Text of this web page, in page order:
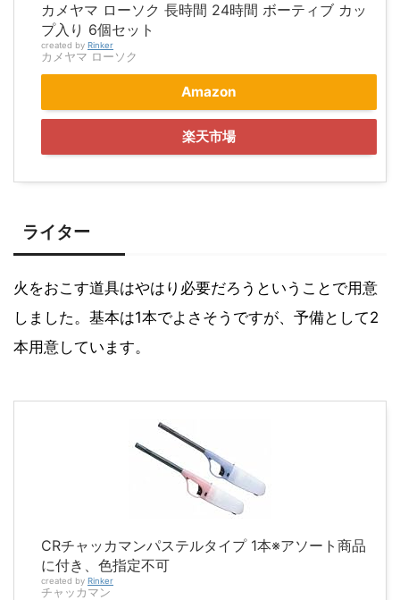
カメヤマ ローソク 長時間 24時間 ボーティブ カッ
プ入り 6個セット
created by Rinker
カメヤマ ローソク
Amazon
楽天市場
ライター
火をおこす道具はやはり必要だろうということで用意
しました。基本は1本でよさそうですが、予備として2
本用意しています。
CRチャッカマンパステルタイプ 1本※アソート商品
に付き、色指定不可
created by Rinker
チャッカマン